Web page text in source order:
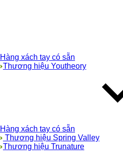
Hàng xách tay có sẵn
Thương hiệu Youtheory
Hàng xách tay có sẵn
Thương hiệu Spring Valley
Thương hiệu Trunature